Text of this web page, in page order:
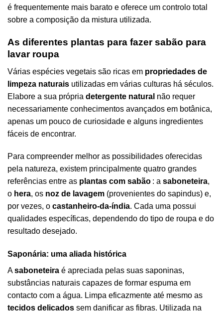
é frequentemente mais barato e oferece um controlo total
sobre a composição da mistura utilizada.
As diferentes plantas para fazer sabão para
lavar roupa
Várias espécies vegetais são ricas em propriedades de
limpeza naturais utilizadas em várias culturas há séculos.
Elabore a sua própria detergente natural não requer
necessariamente conhecimentos avançados em botânica,
apenas um pouco de curiosidade e alguns ingredientes
fáceis de encontrar.
Para compreender melhor as possibilidades oferecidas
pela natureza, existem principalmente quatro grandes
referências entre as plantas com sabão : a saboneteira,
o hera, os noz de lavagem (provenientes do sapindus) e,
por vezes, o castanheiro-da-índia. Cada uma possui
qualidades específicas, dependendo do tipo de roupa e do
resultado desejado.
Saponária: uma aliada histórica
Asaboneteira é apreciada pelas suas saponinas,
substâncias naturais capazes de formar espuma em
contacto com a água. Limpa eficazmente até mesmo as
tecidos delicados sem danificar as fibras. Utilizada na